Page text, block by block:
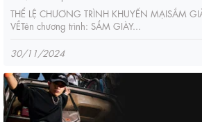
THỂ LỆ CHƯƠNG TRÌNH KHUYẾN MẠISẮM
VỀTên chương trình: SẮM GIÀY...
30/11/2024